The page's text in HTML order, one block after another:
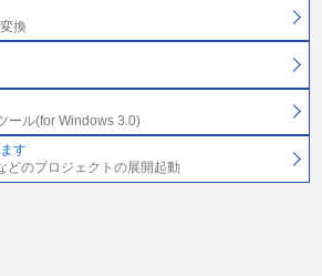
換
ール(for Windows 3.0)
す
どのプロジェクトの展開起動